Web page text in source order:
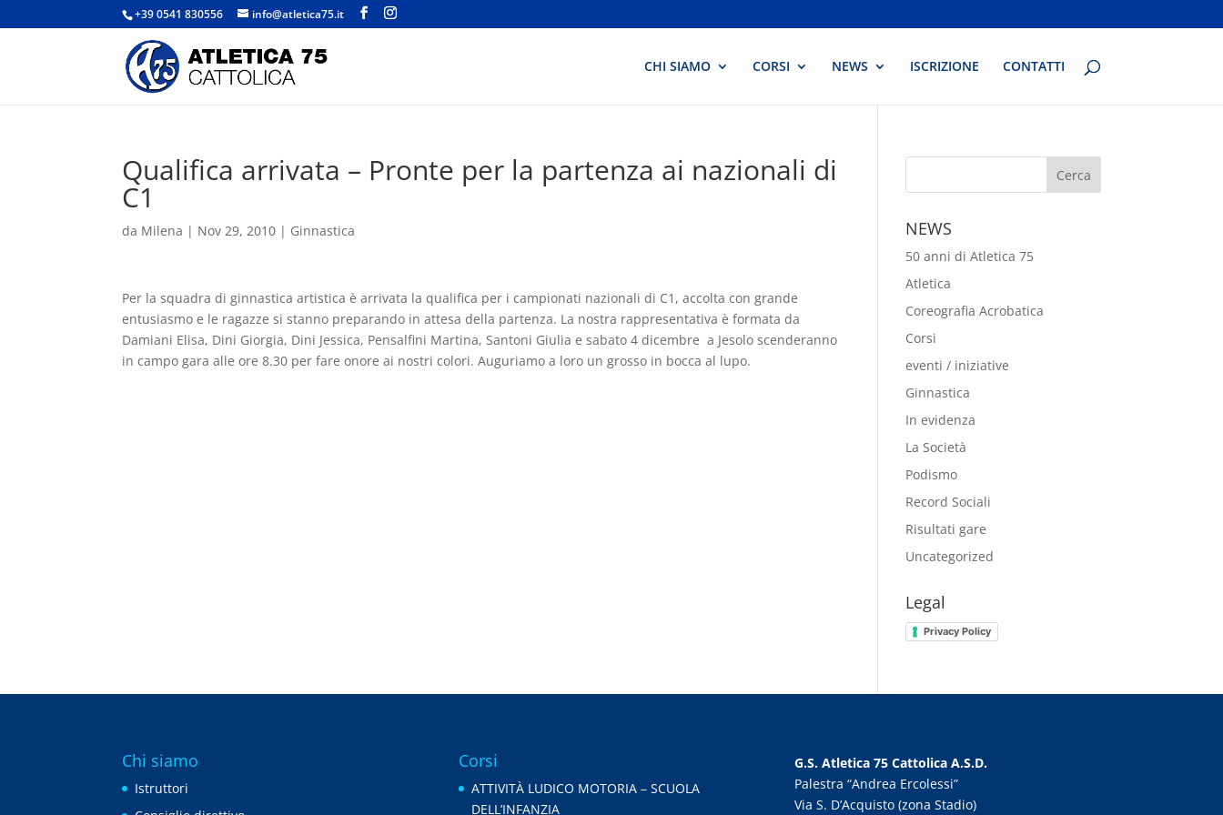
+39 0541 830556 info@atletica75.it
CHI SIAMO CORSI NEWS ISCRIZIONE CONTATTI
Qualifica arrivata – Pronte per la partenza ai nazionali di
C1
da Milena | Nov 29, 2010 | Ginnastica
Per la squadra di ginnastica artistica è arrivata la qualifica per i campionati nazionali di C1, accolta con grande
entusiasmo e le ragazze si stanno preparando in attesa della partenza. La nostra rappresentativa è formata da
Damiani Elisa, Dini Giorgia, Dini Jessica, Pensalfini Martina, Santoni Giulia e sabato 4 dicembre a Jesolo scenderanno
in campo gara alle ore 8.30 per fare onore ai nostri colori. Auguriamo a loro un grosso in bocca al lupo.
NEWS
50 anni di Atletica 75
Atletica
Coreografia Acrobatica
Corsi
eventi / iniziative
Ginnastica
In evidenza
La Società
Podismo
Record Sociali
Risultati gare
Uncategorized
Legal
Privacy Policy
Chi siamo
Istruttori
Corsi
ATTIVITÀ LUDICO MOTORIA – SCUOLA
DELL’INFANZIA
G.S. Atletica 75 Cattolica A.S.D.
Palestra “Andrea Ercolessi”
Via S. D’Acquisto (zona Stadio)